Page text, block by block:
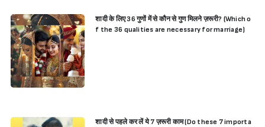
शादी के लिए 36 गुणों में से कौन से गुण मिलने ज़रूरी? (Which o
f the 36 qualities are necessary for marriage)
शादी से पहले कर लें ये 7 ज़रूरी काम (Do these 7 importa